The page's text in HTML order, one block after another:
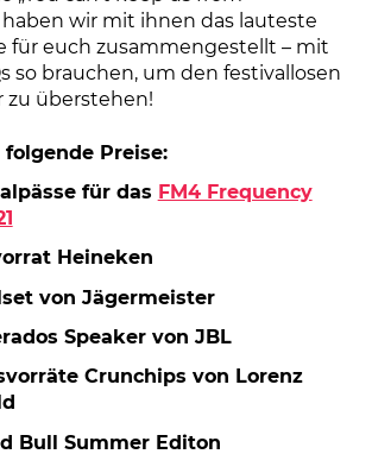
haben wir mit ihnen das lauteste
für euch zusammengestellt – mit
so brauchen, um den festivallosen
zu überstehen!
folgende Preise:
für das
FM4 Frequency
Heineken
von Jägermeister
Speaker von JBL
Crunchips von Lorenz
Bull Summer Editon